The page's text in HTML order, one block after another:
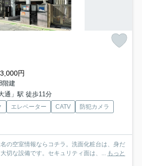
円
階建
通」駅 徒歩11分
エレベーター CATV
防犯カメラ
の空室情報ならコチラ。洗面化粧台は、身だ
切な設備です。セキュリティ面は、...
もっと